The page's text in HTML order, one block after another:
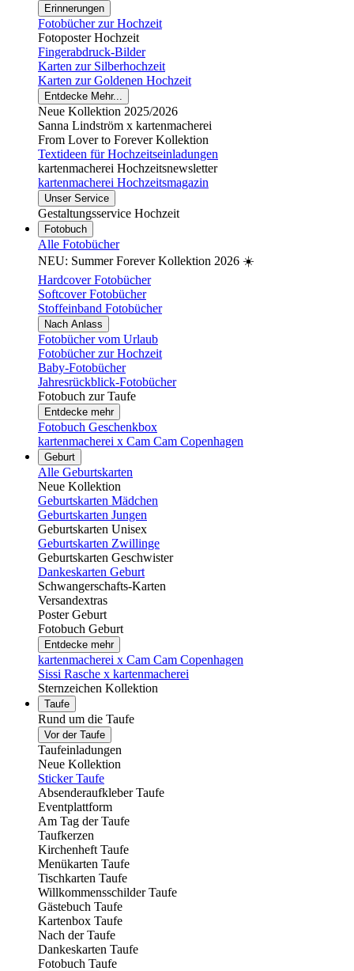
Erinnerungen
Fotobücher zur Hochzeit
Fotoposter Hochzeit
Fingerabdruck-Bilder
Karten zur Silberhochzeit
Karten zur Goldenen Hochzeit
Entdecke Mehr...
Neue Kollektion 2025/2026
Sanna Lindström x kartenmacherei
From Lover to Forever Kollektion
Textideen für Hochzeitseinladungen
kartenmacherei Hochzeitsnewsletter
kartenmacherei Hochzeitsmagazin
Unser Service
Gestaltungsservice Hochzeit
Fotobuch
Alle Fotobücher
NEU: Summer Forever Kollektion 2026 ☀️
Hardcover Fotobücher
Softcover Fotobücher
Stoffeinband Fotobücher
Nach Anlass
Fotobücher vom Urlaub
Fotobücher zur Hochzeit
Baby-Fotobücher
Jahresrückblick-Fotobücher
Fotobuch zur Taufe
Entdecke mehr
Fotobuch Geschenkbox
kartenmacherei x Cam Cam Copenhagen
Geburt
Alle Geburtskarten
Neue Kollektion
Geburtskarten Mädchen
Geburtskarten Jungen
Geburtskarten Unisex
Geburtskarten Zwillinge
Geburtskarten Geschwister
Dankeskarten Geburt
Schwangerschafts-Karten
Versandextras
Poster Geburt
Fotobuch Geburt
Entdecke mehr
kartenmacherei x Cam Cam Copenhagen
Sissi Rasche x kartenmacherei
Sternzeichen Kollektion
Taufe
Rund um die Taufe
Vor der Taufe
Taufeinladungen
Neue Kollektion
Sticker Taufe
Absenderaufkleber Taufe
Eventplattform
Am Tag der Taufe
Taufkerzen
Kirchenheft Taufe
Menükarten Taufe
Tischkarten Taufe
Willkommensschilder Taufe
Gästebuch Taufe
Kartenbox Taufe
Nach der Taufe
Dankeskarten Taufe
Fotobuch Taufe